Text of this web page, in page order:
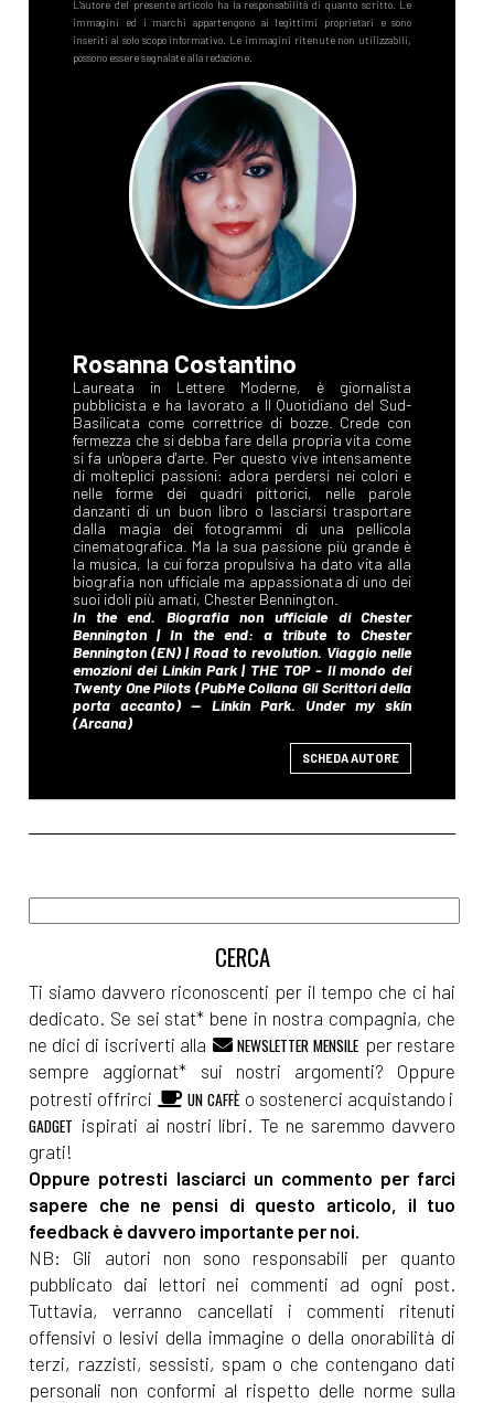
Rosanna Costantino
SCHEDA AUTORE
Ti siamo davvero riconoscenti per il tempo che ci hai
dedicato. Se sei stat* bene in nostra compagnia, che
ne dici di iscriverti alla
NEWSLETTER MENSILE per restare
sempre aggiornat* sui nostri argomenti? Oppure
potresti offrirci
UN CAFFÈ o sostenerci acquistando i
GADGET ispirati ai nostri libri. Te ne saremmo davvero
grati!
Oppure potresti lasciarci un commento per farci
sapere che ne pensi di questo articolo, il tuo
feedback è davvero importante per noi.
NB: Gli autori non sono responsabili per quanto
pubblicato dai lettori nei commenti ad ogni post.
Tuttavia, verranno cancellati i commenti ritenuti
offensivi o lesivi della immagine o della onorabilità di
terzi, razzisti, sessisti, spam o che contengano dati
personali non conformi al rispetto delle norme sulla